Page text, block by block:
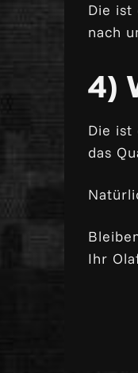
Die ist
nach
4)
Die ist
das
Ihr